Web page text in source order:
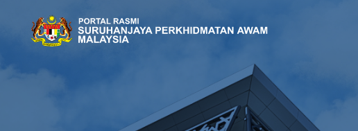
Skip to main content